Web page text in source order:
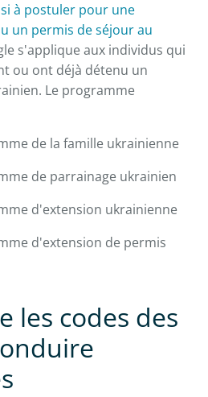
à postuler pour une
un permis de séjour au
s'applique aux individus qui
ou ont déjà détenu un
Le programme
de la famille ukrainienne
de parrainage ukrainien
d'extension ukrainienne
d'extension de permis
les codes des